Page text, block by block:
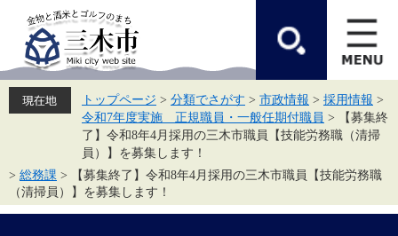
先
頭
を
飛
トップページ > 分類でさがす > 市政情報 > 採用情報 >
令和7年度実施 正規職員・一般任期付職員 >
【募集終
了】令和8年4月採用の三木市職員【技能労務職（清掃
員）】を募集します！
> 総務課 >
【募集終了】令和8年4月採用の三木市職員【技能労務職
（清掃員）】を募集します！